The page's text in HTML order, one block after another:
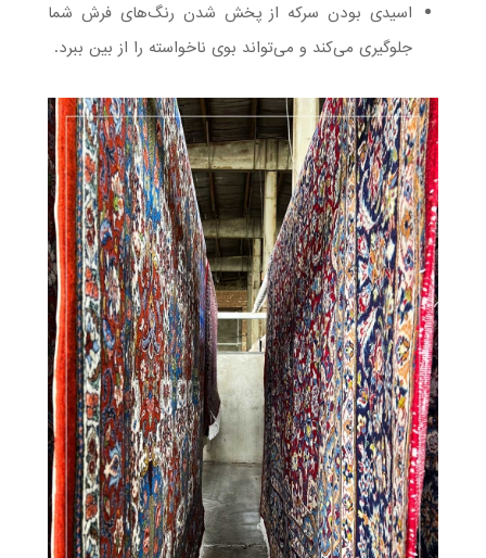
اسیدی بودن سرکه از پخش شدن رنگ‌های فرش شما
جلوگیری می‌کند و می‌تواند بوی ناخواسته را از بین ببرد.